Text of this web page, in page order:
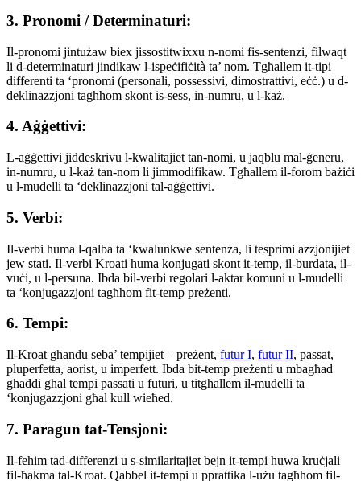
3. Pronomi / Determinaturi:
Il-pronomi jintużaw biex jissostitwixxu n-nomi fis-sentenzi, filwaqt
li d-determinaturi jindikaw l-ispeċifiċità ta’ nom. Tgħallem it-tipi
differenti ta ‘pronomi (personali, possessivi, dimostrattivi, eċċ.) u d-
deklinazzjoni tagħhom skont is-sess, in-numru, u l-każ.
4. Aġġettivi:
L-aġġettivi jiddeskrivu l-kwalitajiet tan-nomi, u jaqblu mal-ġeneru,
in-numru, u l-każ tan-nom li jimmodifikaw. Tgħallem il-forom bażiċi
u l-mudelli ta ‘deklinazzjoni tal-aġġettivi.
5. Verbi:
Il-verbi huma l-qalba ta ‘kwalunkwe sentenza, li tesprimi azzjonijiet
jew stati. Il-verbi Kroati huma konjugati skont it-temp, il-burdata, il-
vuċi, u l-persuna. Ibda bil-verbi regolari l-aktar komuni u l-mudelli
ta ‘konjugazzjoni tagħhom fit-temp preżenti.
6. Tempi:
Il-Kroat għandu seba’ tempijiet – preżent, futur I, futur II, passat,
pluperfetta, aorist, u imperfett. Ibda bit-temp preżenti u mbagħad
għaddi għal tempi passati u futuri, u titgħallem il-mudelli ta
‘konjugazzjoni għal kull wieħed.
7. Paragun tat-Tensjoni:
Il-fehim tad-differenzi u s-similaritajiet bejn it-tempi huwa kruċjali
fil-ħakma tal-Kroat. Qabbel it-tempi u pprattika l-użu tagħhom fil-